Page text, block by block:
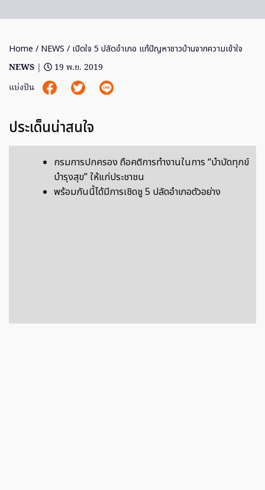
Home / NEWS / เปิดใจ 5 ปลัดอำเภอ แก้ปัญหาชาวบ้านจากความเข้าใจ
NEWS |
19 พ.ย. 2019
แบ่งปัน
ประเด็นน่าสนใจ
กรมการปกครอง ถือคติการทำงานในการ “บำบัดทุกข์
บำรุงสุข” ให้แก่ประชาชน
พร้อมกันนี้ได้มีการเชิดชู 5 ปลัดอำเภอตัวอย่าง